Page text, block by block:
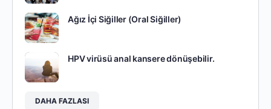
Ağız İçi Siğiller (Oral Siğiller)
HPV virüsü anal kansere dönüşebilir.
DAHA FAZLASI